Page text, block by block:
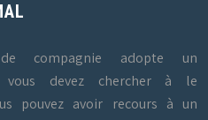
compagnie adopte un
vous devez chercher à le
pouvez avoir recours à un